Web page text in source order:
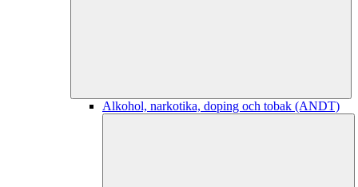
Alkohol, narkotika, doping och tobak (ANDT)